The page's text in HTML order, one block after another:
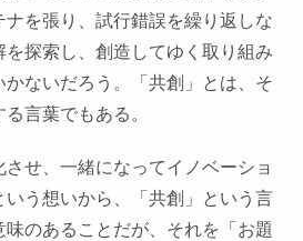
ナを張り、試行錯誤を繰り返しな
探索し、創造してゆく取り組み
ないだろう。「共創」とは、そ
言葉でもある。
せ、一緒になってイノベーショ
いう想いから、「共創」という言
のあることだが、それを「お題